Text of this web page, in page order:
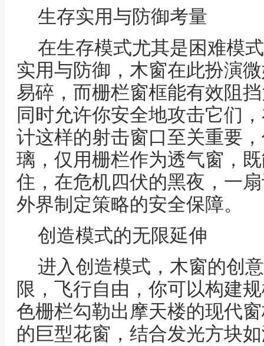
生存实用与防御考量
在生存模式尤其是困难模
实用与防御，木窗在此扮演
易碎，而栅栏窗框能有效阻
同时允许你安全地攻击它们
计这样的射击窗口至关重要
璃，仅用栅栏作为透气窗，
住，在危机四伏的黑夜，一
外界制定策略的安全保障。
创造模式的无限延伸
进入创造模式，木窗的创
限，飞行自由，你可以构建
色栅栏勾勒出摩天楼的现代
的巨型花窗，结合发光方块